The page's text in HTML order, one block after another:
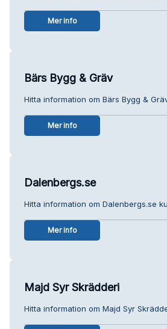
Mer info
Bärs Bygg & Gräv
Hitta information om Bärs Bygg &
Mer info
Dalenbergs.se
Hitta information om Dalenbergs.se
Mer info
Majd Syr Skrädderi
Hitta information om Majd Syr